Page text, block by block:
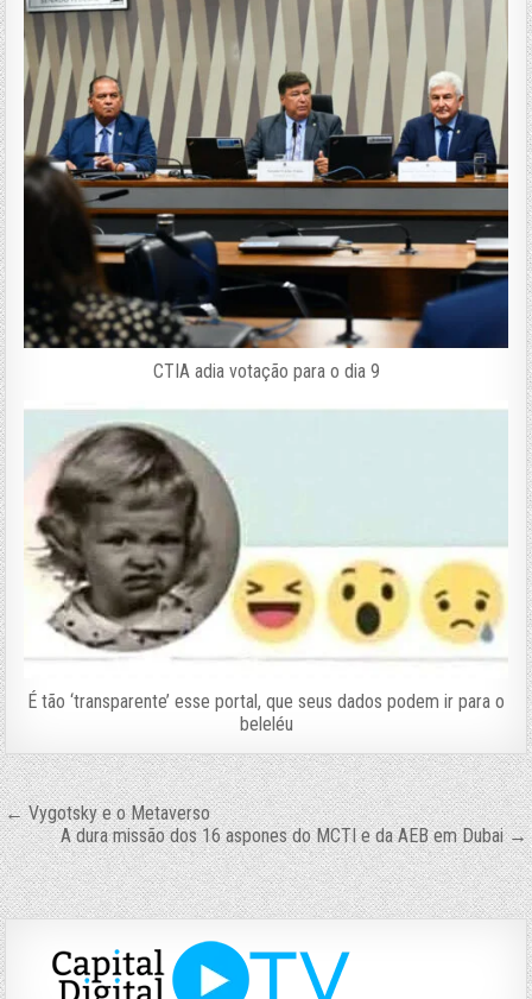
CTIA adia votação para o dia 9
É tão ‘transparente’ esse portal, que seus dados podem ir para o
beleléu
Navegação
de
Post
← Vygotsky e o Metaverso
A dura missão dos 16 aspones do MCTI e da AEB em Dubai →